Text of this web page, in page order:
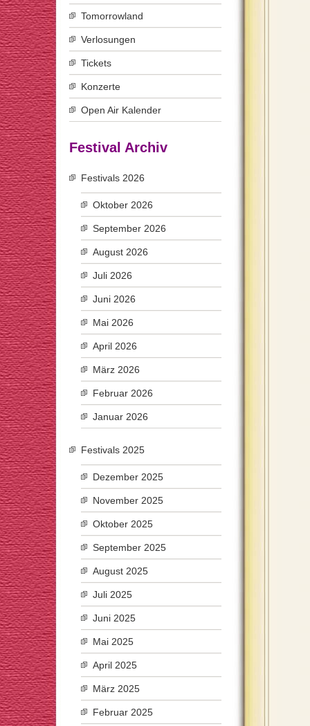
Tomorrowland
Verlosungen
Tickets
Konzerte
Open Air Kalender
Festival Archiv
Festivals 2026
Oktober 2026
September 2026
August 2026
Juli 2026
Juni 2026
Mai 2026
April 2026
März 2026
Februar 2026
Januar 2026
Festivals 2025
Dezember 2025
November 2025
Oktober 2025
September 2025
August 2025
Juli 2025
Juni 2025
Mai 2025
April 2025
März 2025
Februar 2025